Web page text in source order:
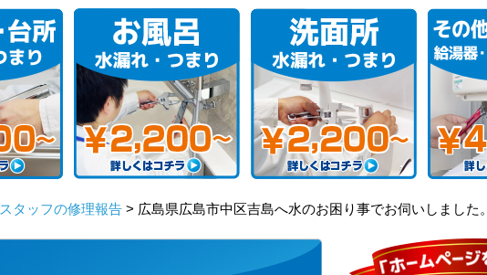
スタッフの修理報告 > 広島県広島市中区吉島へ水のお困り事でお伺いしました。